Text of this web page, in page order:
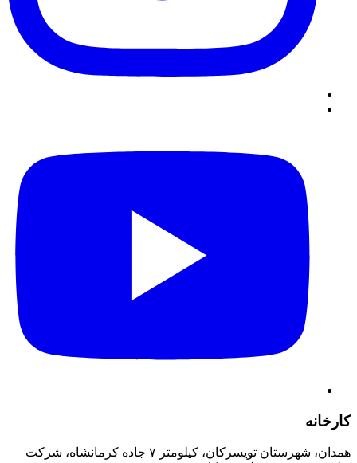
کارخانه
همدان، شهرستان تویسرکان، کیلومتر ۷ جاده کرمانشاه، شرکت